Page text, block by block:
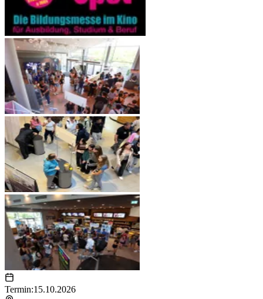
Termin:15.10.2026